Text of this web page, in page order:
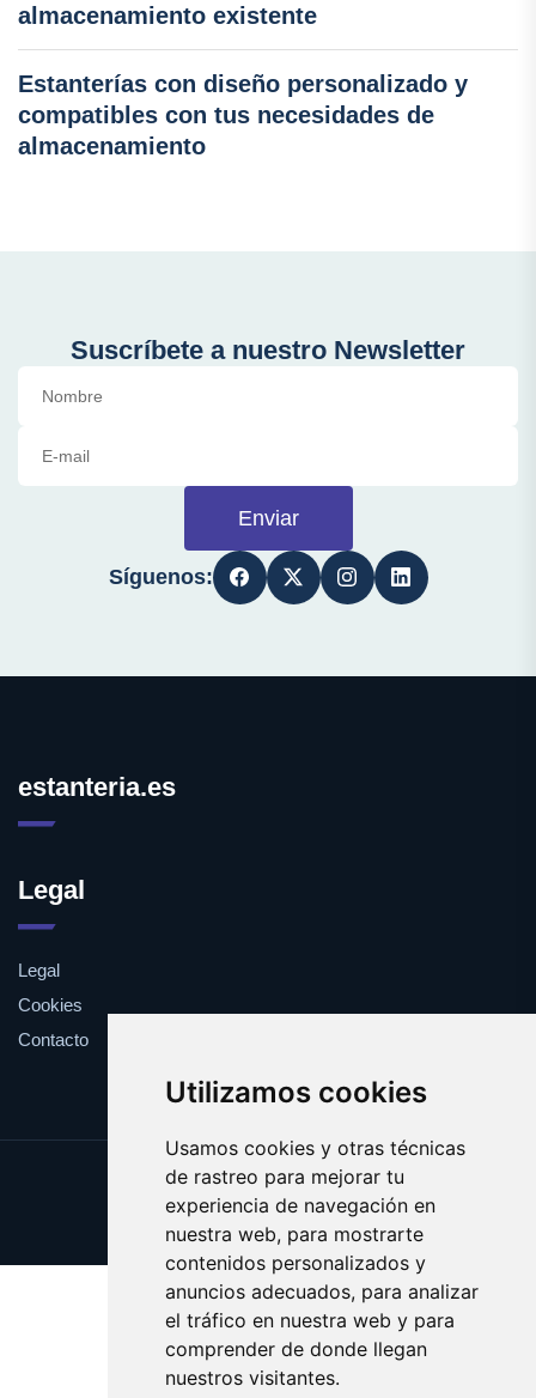
Utilizamos cookies
Usamos cookies y otras técnicas
de rastreo para mejorar tu
experiencia de navegación en
nuestra web, para mostrarte
contenidos personalizados y
anuncios adecuados, para analizar
el tráfico en nuestra web y para
comprender de donde llegan
nuestros visitantes.
almacenamiento existente
Estanterías con diseño personalizado y
compatibles con tus necesidades de
almacenamiento
Suscríbete a nuestro Newsletter
Enviar
Síguenos:
estanteria.es
Legal
Legal
Cookies
Contacto
Update cookies preferences
Copyright © 2025 estanteria.es